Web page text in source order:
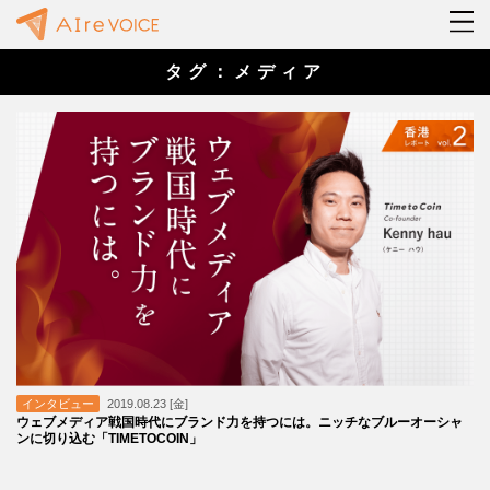
タグ：メディア
インタビュー 2019.08.23 [金]
ウェブメディア戦国時代にブランド力を持つには。ニッチなブルーオーシャ
ンに切り込む「TIMETOCOIN」